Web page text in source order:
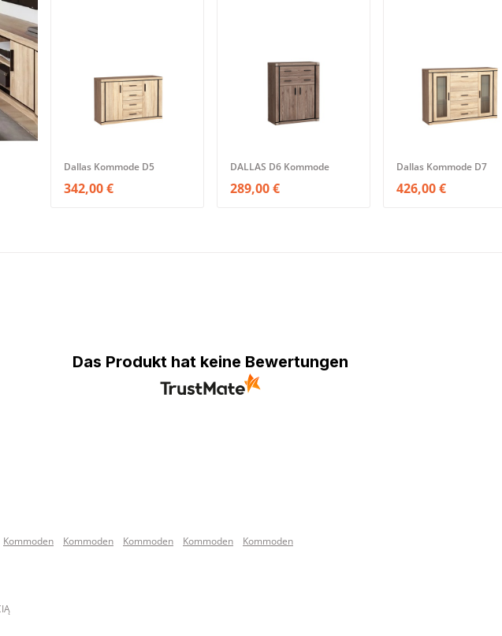
Dallas Kommode D5
342,00 €
DALLAS D6 Kommode
289,00 €
Dallas Kommode D7
426,00 €
Das Produkt hat keine Bewertungen
Kommoden Kommoden Kommoden Kommoden Kommoden